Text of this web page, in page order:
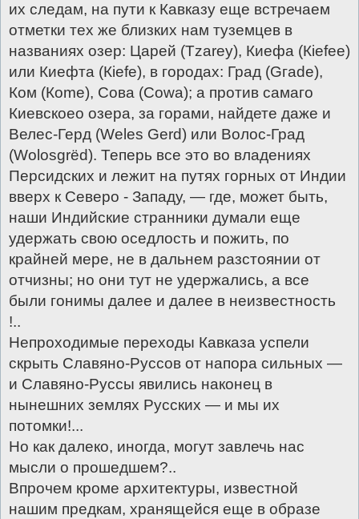
их следам, на пути к Кавказу еще встречаем
отметки тех же близких нам туземцев в
названиях озер: Царей (Тzаrеу), Киефа (Кiefeе)
или Киефта (Кiefe), в городах: Град (Gгаdе),
Ком (Коmе), Сова (Соwа); а против самаго
Киевскоео озера, за горами, найдете даже и
Велес-Герд (Wеlеs Gеrd) или Волос-Град
(Wоlоsgrёd). Теперь все это во владениях
Персидских и лежит на путях горных от Индии
вверх к Северо - Западу, — где, может быть,
наши Индийские странники думали еще
удержать свою оседлость и пожить, по
крайней мере, не в дальнем разстоянии от
отчизны; но они тут не удержались, а все
были гонимы далее и далее в неизвестность
!..
Непроходимые переходы Кавказа успели
скрыть Славяно-Руссов от напора сильных —
и Славяно-Руссы явились наконец в
нынешних землях Русских — и мы их
потомки!...
Но как далеко, иногда, могут завлечь нас
мысли о прошедшем?..
Впрочем кроме архитектуры, известной
нашим предкам, хранящейся еще в образе